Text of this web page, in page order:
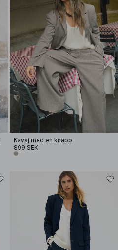
Kavaj med en knapp
899 SEK